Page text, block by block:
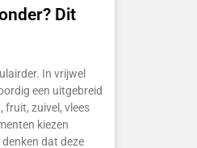
Dit
In vrijwel
een uitgebreid
zuivel, vlees
kiezen
dat deze